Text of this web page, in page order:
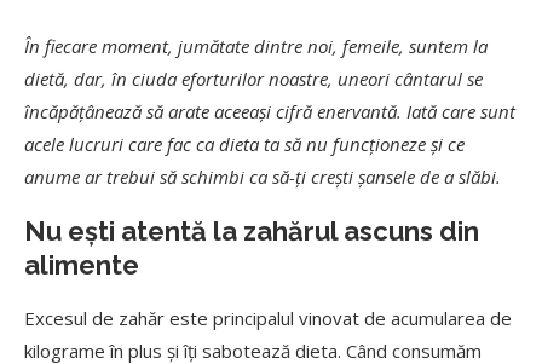
În fiecare moment, jumătate dintre noi, femeile, suntem la
dietă, dar, în ciuda eforturilor noastre, uneori cântarul se
încăpățânează să arate aceeași cifră enervantă. Iată care sunt
acele lucruri care fac ca dieta ta să nu funcționeze și ce
anume ar trebui să schimbi ca să-ți crești șansele de a slăbi.
Nu ești atentă la zahărul ascuns din
alimente
Excesul de zahăr este principalul vinovat de acumularea de
kilograme în plus și îți sabotează dieta. Când consumăm